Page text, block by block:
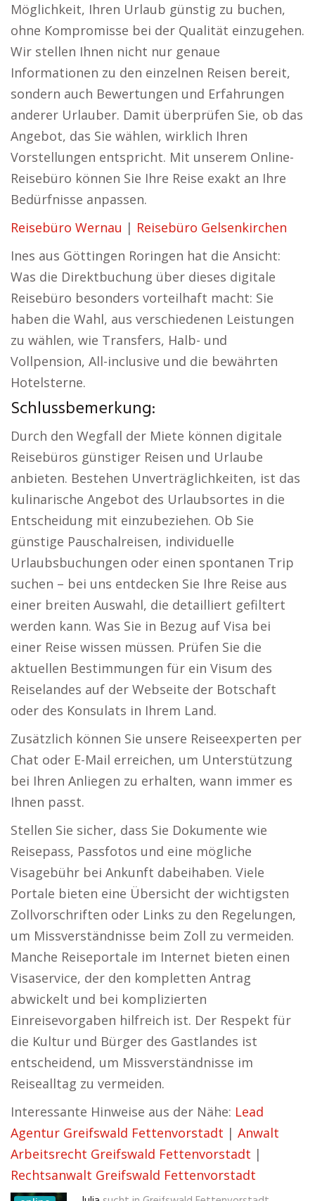
Möglichkeit, Ihren Urlaub günstig zu buchen,
ohne Kompromisse bei der Qualität einzugehen.
Wir stellen Ihnen nicht nur genaue
Informationen zu den einzelnen Reisen bereit,
sondern auch Bewertungen und Erfahrungen
anderer Urlauber. Damit überprüfen Sie, ob das
Angebot, das Sie wählen, wirklich Ihren
Vorstellungen entspricht. Mit unserem Online-
Reisebüro können Sie Ihre Reise exakt an Ihre
Bedürfnisse anpassen.
Reisebüro Wernau | Reisebüro Gelsenkirchen
Ines aus Göttingen Roringen hat die Ansicht:
Was die Direktbuchung über dieses digitale
Reisebüro besonders vorteilhaft macht: Sie
haben die Wahl, aus verschiedenen Leistungen
zu wählen, wie Transfers, Halb- und
Vollpension, All-inclusive und die bewährten
Hotelsterne.
Schlussbemerkung:
Durch den Wegfall der Miete können digitale
Reisebüros günstiger Reisen und Urlaube
anbieten. Bestehen Unverträglichkeiten, ist das
kulinarische Angebot des Urlaubsortes in die
Entscheidung mit einzubeziehen. Ob Sie
günstige Pauschalreisen, individuelle
Urlaubsbuchungen oder einen spontanen Trip
suchen – bei uns entdecken Sie Ihre Reise aus
einer breiten Auswahl, die detailliert gefiltert
werden kann. Was Sie in Bezug auf Visa bei
einer Reise wissen müssen. Prüfen Sie die
aktuellen Bestimmungen für ein Visum des
Reiselandes auf der Webseite der Botschaft
oder des Konsulats in Ihrem Land.
Zusätzlich können Sie unsere Reiseexperten per
Chat oder E-Mail erreichen, um Unterstützung
bei Ihren Anliegen zu erhalten, wann immer es
Ihnen passt.
Stellen Sie sicher, dass Sie Dokumente wie
Reisepass, Passfotos und eine mögliche
Visagebühr bei Ankunft dabeihaben. Viele
Portale bieten eine Übersicht der wichtigsten
Zollvorschriften oder Links zu den Regelungen,
um Missverständnisse beim Zoll zu vermeiden.
Manche Reiseportale im Internet bieten einen
Visaservice, der den kompletten Antrag
abwickelt und bei komplizierten
Einreisevorgaben hilfreich ist. Der Respekt für
die Kultur und Bürger des Gastlandes ist
entscheidend, um Missverständnisse im
Reisealltag zu vermeiden.
Interessante Hinweise aus der Nähe: Lead
Agentur Greifswald Fettenvorstadt | Anwalt
Arbeitsrecht Greifswald Fettenvorstadt |
Rechtsanwalt Greifswald Fettenvorstadt